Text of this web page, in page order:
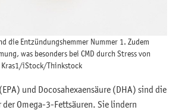
die Entzündungshemmer Nummer 1. Zudem
was besonders bei CMD durch Stress von
iStock/Thinkstock
und Docosahexaensäure (DHA) sind die
Omega-3-Fettsäuren. Sie lindern